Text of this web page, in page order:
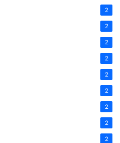
2
2
2
2
2
2
2
2
2